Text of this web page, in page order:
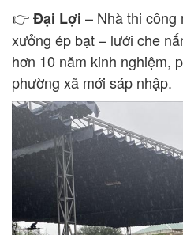
👉Đại Lợi – Nhà thi công
xưởng ép bạt – lưới che
hơn 10 năm kinh nghiệm,
phường xã mới sáp nhập.